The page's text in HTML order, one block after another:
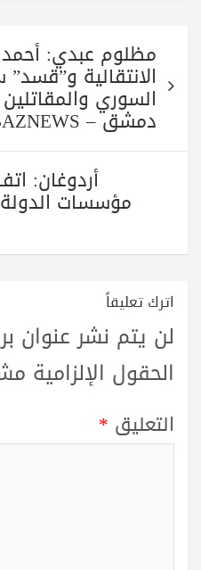
المقالات
مظلوم عبدي: أحمد
الانتقالية
السوري
دمشق – BAZNEWS
أردوغان:
مؤسسات
اترك تعليقاً
لن يتم نشر عنوان
الحقول الإلزامية
التعليق *